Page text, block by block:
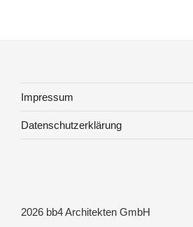
Impressum
Datenschutzerklärung
2026 bb4 Architekten GmbH